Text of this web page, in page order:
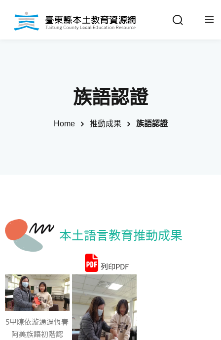
開課情形
計資料
族語認證
Home 推動成果 族語認證
本土語言教育推動成果
列印PDF
5甲陳依漩通過恆春
阿美族語初階認
Sign in Sign up